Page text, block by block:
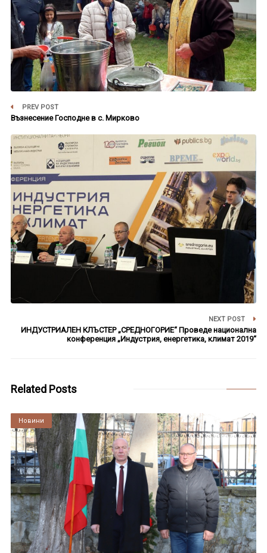
PREV POST
Възнесение Господне в с. Мирково
NEXT POST
ИНДУСТРИАЛЕН КЛЪСТЕР „СРЕДНОГОРИЕ“ Проведе национална
конференция „Индустрия, енергетика, климат 2019“
Related Posts
Култура
Новини